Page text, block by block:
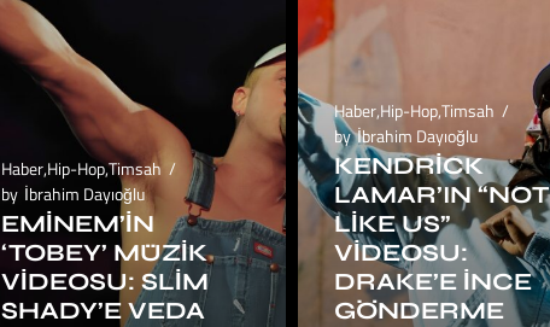
Haber,Hip-Hop,Timsah
by İbrahim Dayıoğlu
EMINEM’IN
‘TOBEY’ MÜZIK
VIDEOSU: SLIM
SHADY’E VEDA
Haber,Hip-Hop,Timsah
by İbrahim Dayıoğlu
KENDRICK
LAMAR’IN “NOT
LIKE US”
VIDEOSU:
DRAKE’E İNCE
GÖNDERME